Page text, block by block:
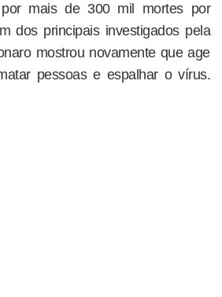
por mais de 300 mil mortes por
dos principais investigados pela
mostrou novamente que age
pessoas e espalhar o vírus.